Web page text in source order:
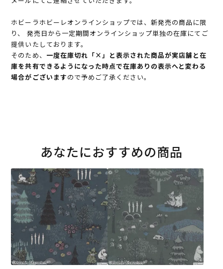
ホビーラホビーレオンラインショップでは、新発売の商品に限
り、 発売日から一定期間オンラインショップ単独の在庫にてご
提供いたしております。
そのため、 一度在庫切れ「×」と表示された商品が実店舗と在
庫を共有できるようになった時点で在庫ありの表示へと変わる
場合がございますので予めご了承ください。
あなたにおすすめの商品